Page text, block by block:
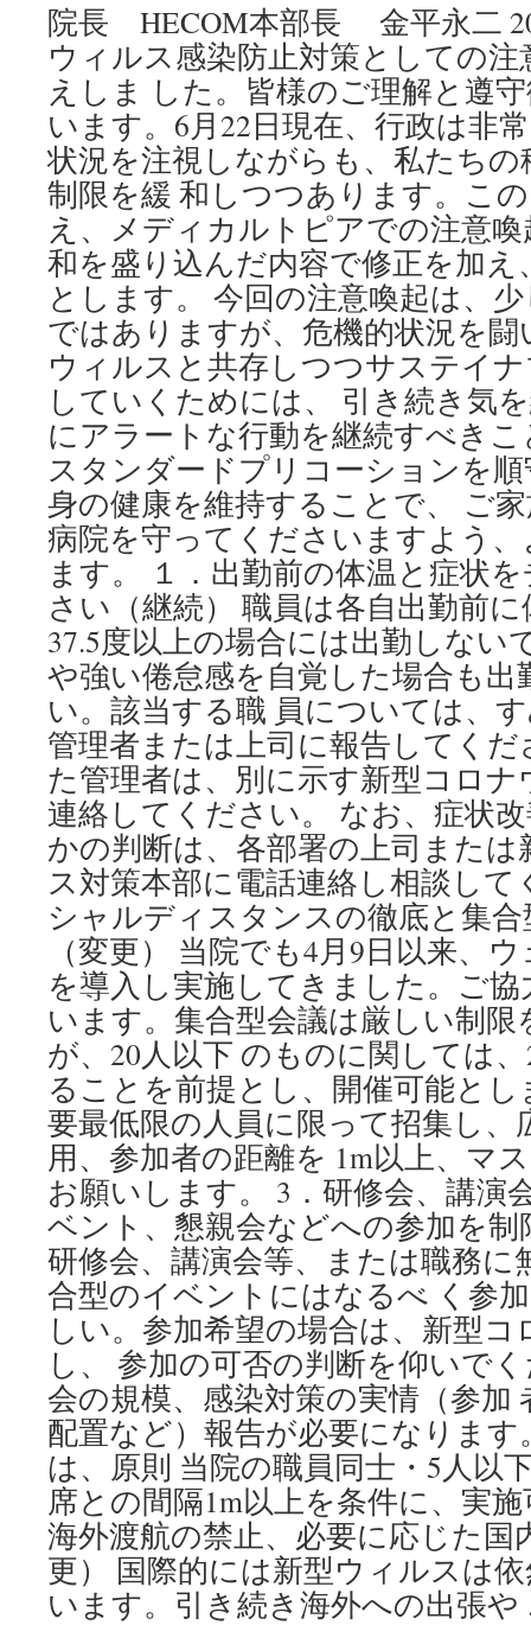
院長 HECOM本部長 金平永二
ウィルス感染防止対策としての
えしま した。皆様のご理解と遵
います。6月22日現在、行政は非
状況を注視しながらも、私たち
制限を緩 和しつつあります。こ
え、メディカルトピアでの注意
和を盛り込んだ内容で修正を加え
とします。 今回の注意喚起は、
ではありますが、危機的状況を
ウィルスと共存しつつサステイ
していくためには、 引き続き気
にアラートな行動を継続すべき
スタンダードプリコーションを
身の健康を維持することで、 ご
病院を守ってくださいますよう
ます。 １．出勤前の体温と症状
さい（継続） 職員は各自出勤前
37.5度以上の場合には出勤しない
や強い倦怠感を自覚した場合も
い。該当する職 員については、
管理者または上司に報告してく
た管理者は、別に示す新型コロ
連絡してください。 なお、症状
かの判断は、各部署の上司また
ス対策本部に電話連絡し相談し
シャルディスタンスの徹底と集
（変更） 当院でも4月9日以来、
を導入し実施してきました。ご
います。集合型会議は厳しい制
が、20人以下 のものに関しては
ることを前提とし、開催可能と
要最低限の人員に限って招集し、
用、参加者の距離を 1m以上、マ
お願いします。 3．研修会、講演
ベント、懇親会などへの参加を制
研修会、講演会等、または職務に
合型のイベントにはなるべ く参
しい。参加希望の場合は、新型
し、 参加の可否の判断を仰いで
会の規模、感染対策の実情（参加
配置など）報告が必要になりま
は、原則 当院の職員同士・5人以
席との間隔1m以上を条件に、実
海外渡航の禁止、必要に応じた国
更） 国際的には新型ウィルスは
います。引き続き海外への出張